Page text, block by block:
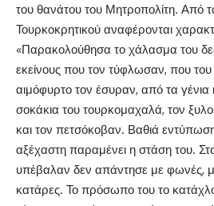
του θανάτου του Μητροπολίτη. Από
Τουρκοκρητικού αναφέρονται
«Παρακολούθησα το χάλασμα του
εκείνους που τον τύφλωσαν, που του
αιμόφυρτο τον έσυραν, από τα γένια
σοκάκια του τουρκομαχαλά, τον
και τον πετσόκοβαν. Βαθιά
αξέχαστη παραμένει η στάση του.
υπέβαλαν δεν απάντησε με φωνές,
κατάρες. Το πρόσωπο του το